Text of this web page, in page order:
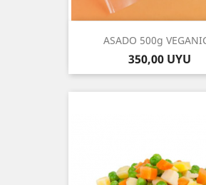
ASADO 500g
Precio
350,00 UYU